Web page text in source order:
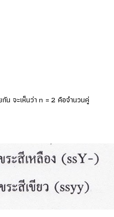
กัน จะเห็นว่า n = 2 คือจำนวนคู่